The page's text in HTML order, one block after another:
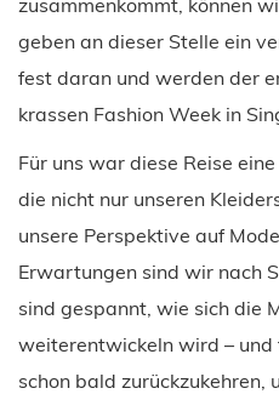
geben an dieser Stelle ein
fest daran und werden der
krassen Fashion Week in
Für uns war diese Reise
die nicht nur unseren
unsere Perspektive auf
Erwartungen sind wir nach
sind gespannt, wie sich die
weiterentwickeln wird – und
schon bald zurückzukehren,